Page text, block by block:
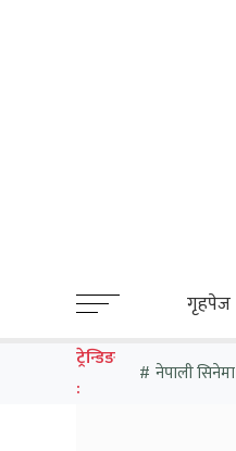
गृहपेज
ट्रेन्डिङ
:
नेपाली सिनेमा